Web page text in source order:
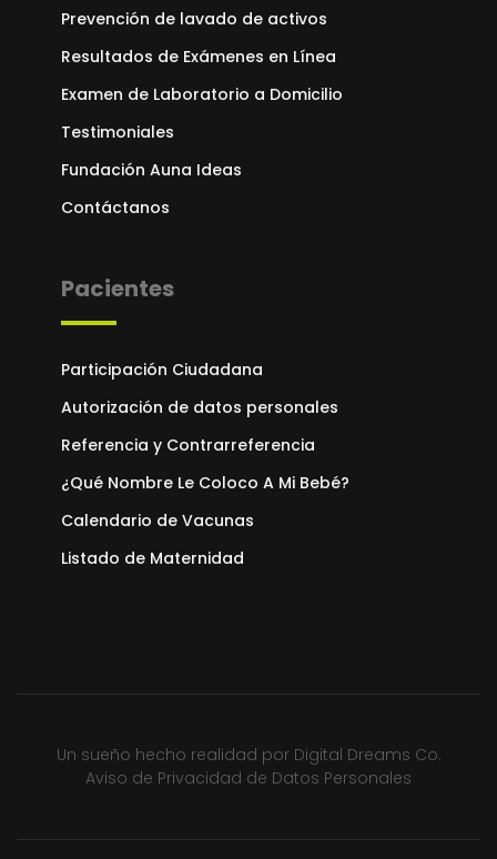
Prevención de lavado de activos
Resultados de Exámenes en Línea
Examen de Laboratorio a Domicilio
Testimoniales
Fundación Auna Ideas
Contáctanos
Pacientes
Participación Ciudadana
Autorización de datos personales
Referencia y Contrarreferencia
¿Qué Nombre Le Coloco A Mi Bebé?
Calendario de Vacunas
Listado de Maternidad
Un sueño hecho realidad por Digital Dreams Co.
Aviso de Privacidad de Datos Personales